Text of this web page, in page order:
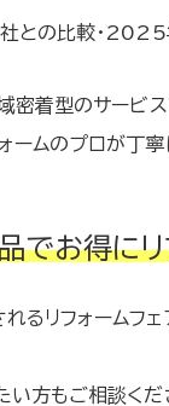
との比較・2025
着型のサービス
ームのプロが丁寧
でお得にリ
るリフォームフ
方もご相談くだ